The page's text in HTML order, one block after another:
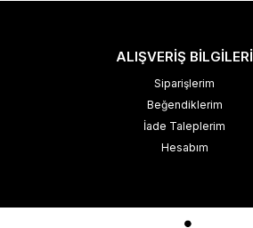
ALIŞVERİŞ BİLGİLERİ
Siparişlerim
Beğendiklerim
İade Taleplerim
Hesabım